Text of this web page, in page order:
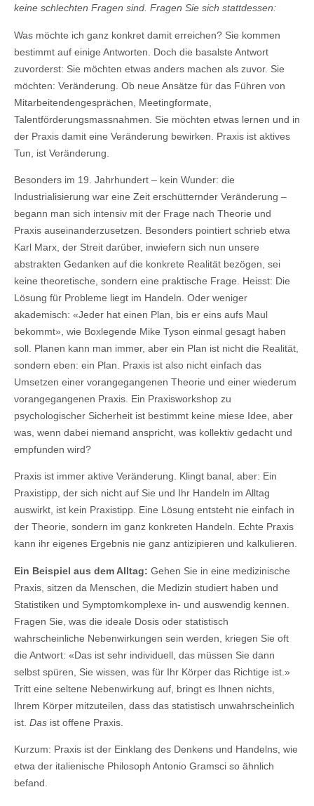
keine schlechten Fragen sind. Fragen Sie sich stattdessen:
Was möchte ich ganz konkret damit erreichen? Sie kommen
bestimmt auf einige Antworten. Doch die basalste Antwort
zuvorderst: Sie möchten etwas anders machen als zuvor. Sie
möchten: Veränderung. Ob neue Ansätze für das Führen von
Mitarbeitendengesprächen, Meetingformate,
Talentförderungsmassnahmen. Sie möchten etwas lernen und in
der Praxis damit eine Veränderung bewirken. Praxis ist aktives
Tun, ist Veränderung.
Besonders im 19. Jahrhundert – kein Wunder: die
Industrialisierung war eine Zeit erschütternder Veränderung –
begann man sich intensiv mit der Frage nach Theorie und
Praxis auseinanderzusetzen. Besonders pointiert schrieb etwa
Karl Marx, der Streit darüber, inwiefern sich nun unsere
abstrakten Gedanken auf die konkrete Realität bezögen, sei
keine theoretische, sondern eine praktische Frage. Heisst: Die
Lösung für Probleme liegt im Handeln. Oder weniger
akademisch: «Jeder hat einen Plan, bis er eins aufs Maul
bekommt», wie Boxlegende Mike Tyson einmal gesagt haben
soll. Planen kann man immer, aber ein Plan ist nicht die Realität,
sondern eben: ein Plan. Praxis ist also nicht einfach das
Umsetzen einer vorangegangenen Theorie und einer wiederum
vorangegangenen Praxis. Ein Praxisworkshop zu
psychologischer Sicherheit ist bestimmt keine miese Idee, aber
was, wenn dabei niemand anspricht, was kollektiv gedacht und
empfunden wird?
Praxis ist immer aktive Veränderung. Klingt banal, aber: Ein
Praxistipp, der sich nicht auf Sie und Ihr Handeln im Alltag
auswirkt, ist kein Praxistipp. Eine Lösung entsteht nie einfach in
der Theorie, sondern im ganz konkreten Handeln. Echte Praxis
kann ihr eigenes Ergebnis nie ganz antizipieren und kalkulieren.
Ein Beispiel aus dem Alltag: Gehen Sie in eine medizinische
Praxis, sitzen da Menschen, die Medizin studiert haben und
Statistiken und Symptomkomplexe in- und auswendig kennen.
Fragen Sie, was die ideale Dosis oder statistisch
wahrscheinliche Nebenwirkungen sein werden, kriegen Sie oft
die Antwort: «Das ist sehr individuell, das müssen Sie dann
selbst spüren, Sie wissen, was für Ihr Körper das Richtige ist.»
Tritt eine seltene Nebenwirkung auf, bringt es Ihnen nichts,
Ihrem Körper mitzuteilen, dass das statistisch unwahrscheinlich
ist. Das ist offene Praxis.
Kurzum: Praxis ist der Einklang des Denkens und Handelns, wie
etwa der italienische Philosoph Antonio Gramsci so ähnlich
befand.